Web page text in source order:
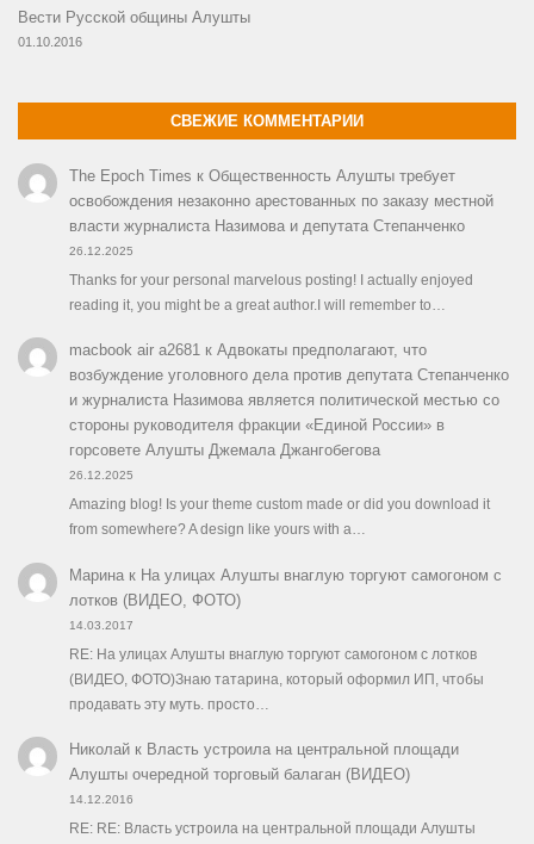
Вести Русской общины Алушты
01.10.2016
СВЕЖИЕ КОММЕНТАРИИ
The Epoch Times к Общественность Алушты требует
освобождения незаконно арестованных по заказу местной
власти журналиста Назимова и депутата Степанченко
26.12.2025
Thanks for your personal marvelous posting! I actually enjoyed
reading it, you might be a great author.I will remember to…
macbook air a2681к Адвокаты предполагают, что
возбуждение уголовного дела против депутата Степанченко
и журналиста Назимова является политической местью со
стороны руководителя фракции «Единой России» в
горсовете Алушты Джемала Джангобегова
26.12.2025
Amazing blog! Is your theme custom made or did you download it
from somewhere? A design like yours with a…
Маринак На улицах Алушты внаглую торгуют самогоном с
лотков (ВИДЕО, ФОТО)
14.03.2017
RE: На улицах Алушты внаглую торгуют самогоном с лотков
(ВИДЕО, ФОТО)Знаю татарина, который оформил ИП, чтобы
продавать эту муть. просто…
Николайк Власть устроила на центральной площади
Алушты очередной торговый балаган (ВИДЕО)
14.12.2016
RE: RE: Власть устроила на центральной площади Алушты